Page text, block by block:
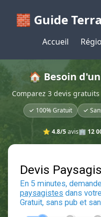
🧱 Guide
Accueil
🏠 Besoin
Comparez 3 devis
✓ 100% Gratuit ✓
⭐ 4.8/5avis🏢 12
Devis